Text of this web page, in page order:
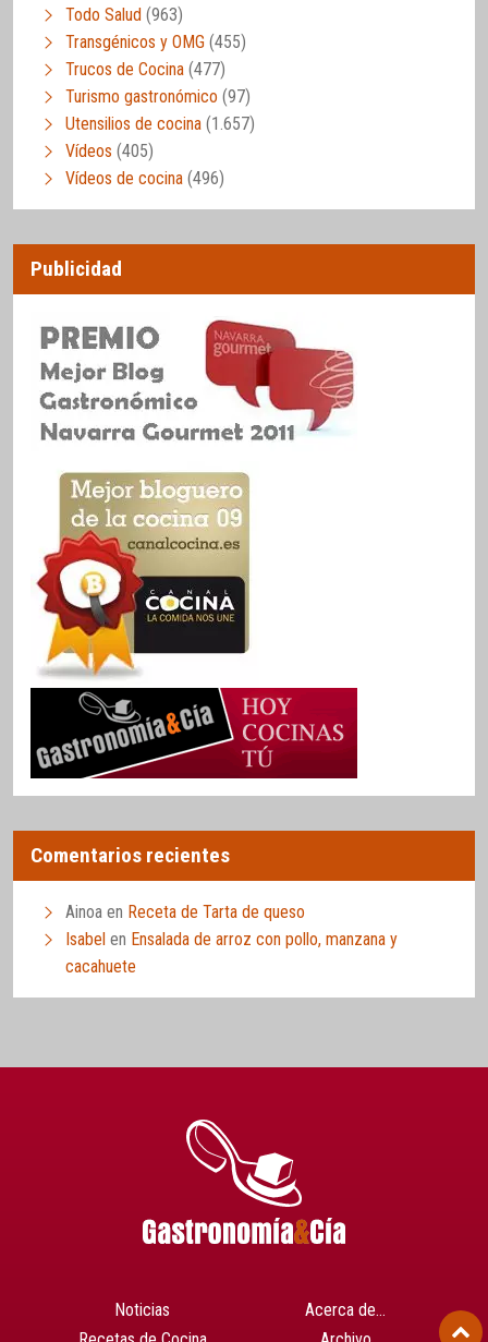
Todo Salud (963)
Transgénicos y OMG (455)
Trucos de Cocina (477)
Turismo gastronómico (97)
Utensilios de cocina (1.657)
Vídeos (405)
Vídeos de cocina (496)
Publicidad
Comentarios recientes
Ainoa en Receta de Tarta de queso
Isabel en Ensalada de arroz con pollo, manzana y
cacahuete
Noticias
Acerca de…